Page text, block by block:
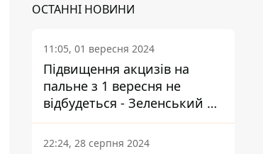
ОСТАННІ НОВИНИ
11:05, 01 вересня 2024
Підвищення акцизів на
пальне з 1 вересня не
відбудеться - Зеленський не
підписав закон
22:24, 28 серпня 2024